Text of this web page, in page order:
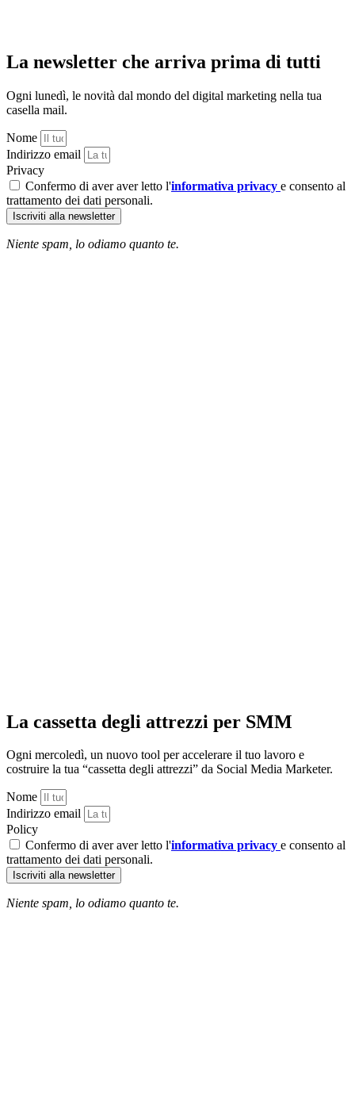
La newsletter che arriva prima di tutti
Ogni lunedì, le novità dal mondo del digital marketing nella tua
casella mail.
Nome
Indirizzo email
Privacy
Confermo di aver aver letto l'informativa privacy e consento al
trattamento dei dati personali.
Iscriviti alla newsletter
Niente spam, lo odiamo quanto te.
La cassetta degli attrezzi per SMM
Ogni mercoledì, un nuovo tool per accelerare il tuo lavoro e
costruire la tua “cassetta degli attrezzi” da Social Media Marketer.
Nome
Indirizzo email
Policy
Confermo di aver aver letto l'informativa privacy e consento al
trattamento dei dati personali.
Iscriviti alla newsletter
Niente spam, lo odiamo quanto te.